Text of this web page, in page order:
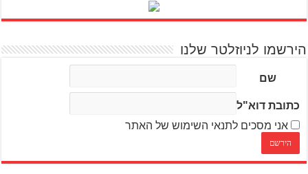
הירשמו לניוזלטר שלנו
שם
כתובת דוא"ל
אני מסכים לתנאי השימוש של האתר